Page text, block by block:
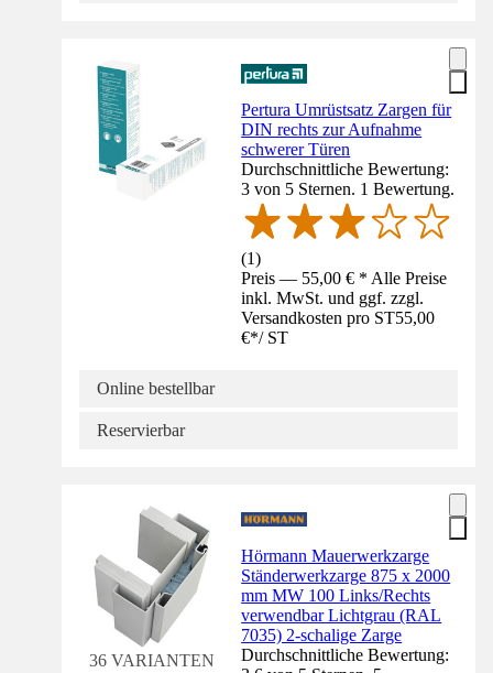
Pertura Umrüstsatz Zargen für
DIN rechts zur Aufnahme
schwerer Türen
Durchschnittliche Bewertung:
3 von 5 Sternen. 1 Bewertung.
(1)
Preis — 55,00 € * Alle Preise
inkl. MwSt. und ggf. zzgl.
Versandkosten pro ST55,00
€*/ ST
Online bestellbar
Reservierbar
36 VARIANTEN
Hörmann Mauerwerkzarge
Ständerwerkzarge 875 x 2000
mm MW 100 Links/Rechts
verwendbar Lichtgrau (RAL
7035) 2-schalige Zarge
Durchschnittliche Bewertung: